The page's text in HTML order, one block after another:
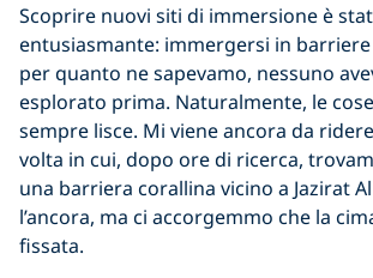
Scoprire nuovi siti di immersione è
entusiasmante: immergersi in
per quanto ne sapevamo, nessuno
esplorato prima. Naturalmente, le
sempre lisce. Mi viene ancora da
volta in cui, dopo ore di ricerca,
una barriera corallina vicino a Jazirat
l’ancora, ma ci accorgemmo che la
fissata.